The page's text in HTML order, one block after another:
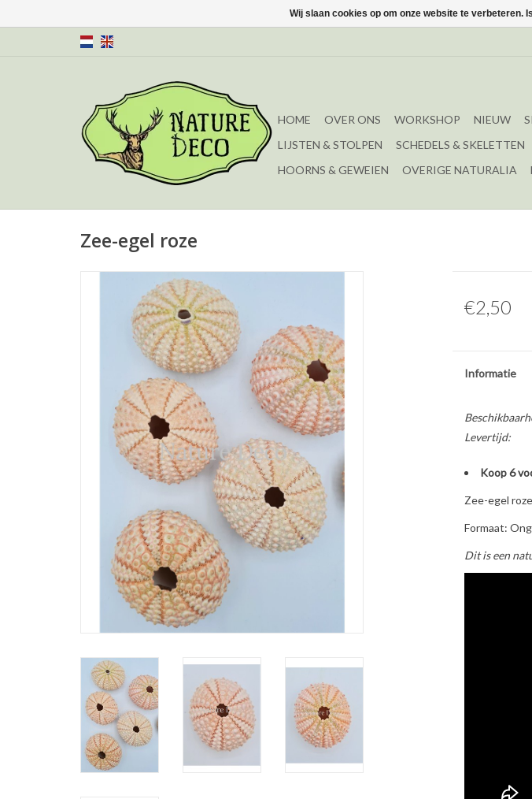
HOME OVER ONS WORKSHOP NIEUW
LIJSTEN & STOLPEN
SCHEDELS & SKELETTEN
HOORNS & GEWEIEN
OVERIGE NATURALIA
Zee-egel roze
€2,50
Informatie
Levertijd:
Koop 6
Zee-egel roze
Formaat:
Dit is een
Wij slaan cookies op om onze website te verbeteren.